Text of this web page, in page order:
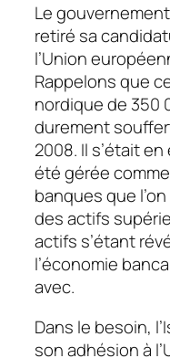
Le
retiré sa
l’Union
Rappelons que
nordique de 350
durement
2008. Il s’était
été gérée
banques que
des actifs
actifs s’étant
l’économie
avec.
Dans le besoin,
son adhésion à